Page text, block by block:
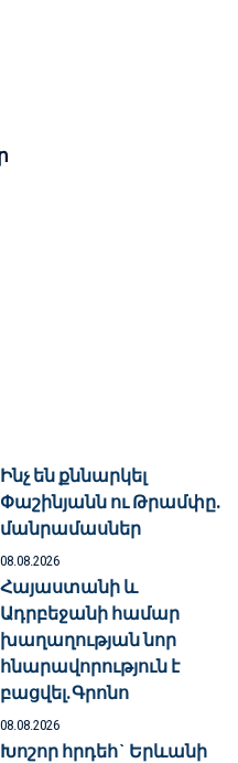
Ինչ են քննարկել
Փաշինյանն ու Թրամփը.
մանրամասներ
08.08.2026
Հայաստանի և
Ադրբեջանի համար
խաղաղության նոր
հնարավորություն է
բացվել.Գրոնո
08.08.2026
Խոշոր հրդեհ` Երևանի